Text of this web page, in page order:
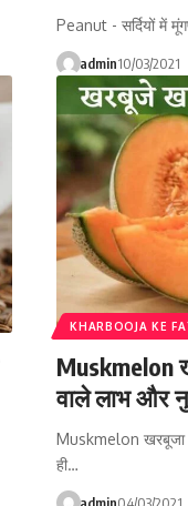
Peanut - सर्दियों में
admin10/03/2021
KHARBOOJA KE
Muskmelon
वाले लाभ और
Muskmelon खरबूजा
ही…